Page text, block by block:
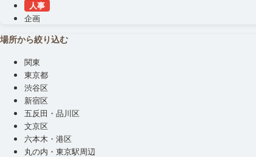
人事
企画
場所から絞り込む
関東
東京都
渋谷区
新宿区
五反田・品川区
文京区
六本木・港区
丸の内・東京駅周辺